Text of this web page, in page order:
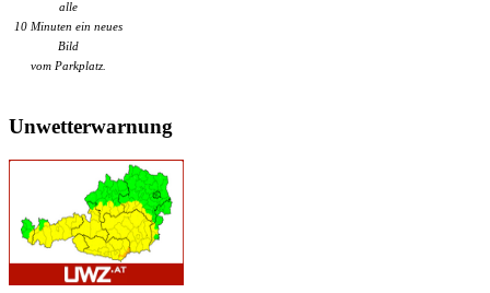
alle
10 Minuten ein neues
Bild
vom Parkplatz.
Unwetterwarnung